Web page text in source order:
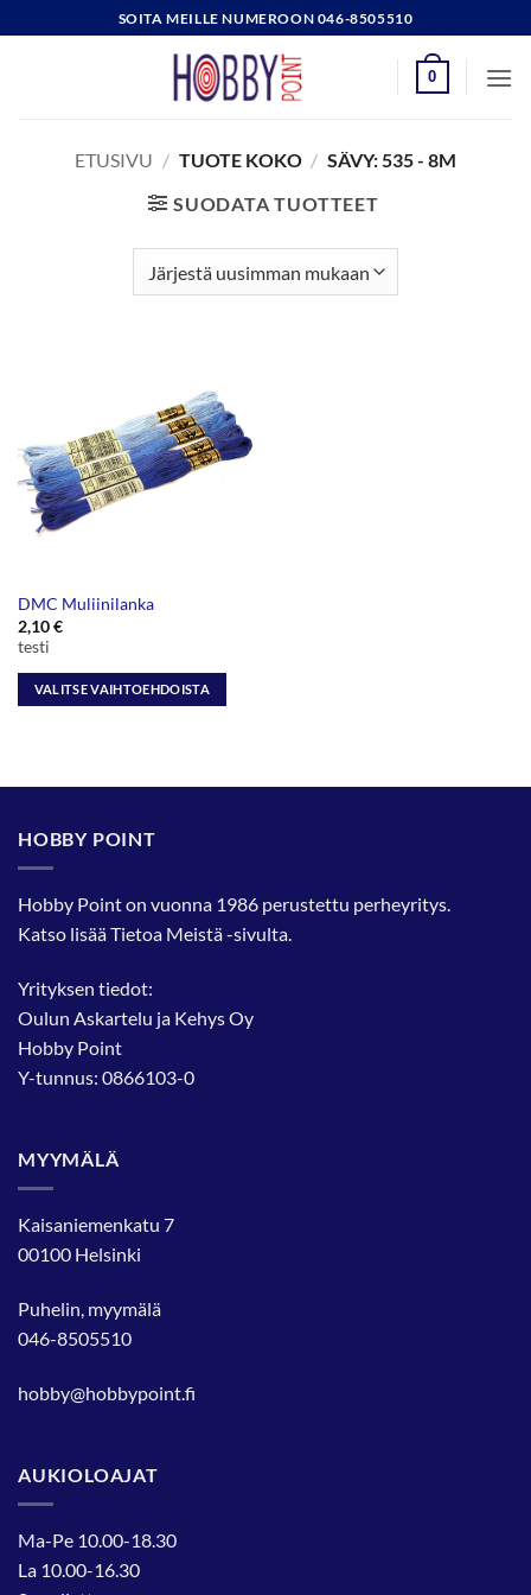
to
SOITA MEILLE NUMEROON 046-8505510
0
ETUSIVU / TUOTE KOKO / SÄVY: 535 - 8M
SUODATA TUOTTEET
DMC Muliinilanka
2,10€
testi
VALITSE VAIHTOEHDOISTA
useampi
Voit
tehdä
tuotteen
sivulla.
HOBBY POINT
Hobby Point on vuonna 1986 perustettu perheyritys.
Katso lisääTietoa Meistä-sivulta.
Yrityksen tiedot:
Oulun Askartelu ja Kehys Oy
Hobby Point
Y-tunnus: 0866103-0
MYYMÄLÄ
Kaisaniemenkatu 7
00100 Helsinki
Puhelin, myymälä
046-8505510
hobby@hobbypoint.fi
AUKIOLOAJAT
Ma-Pe 10.00-18.30
La 10.00-16.30